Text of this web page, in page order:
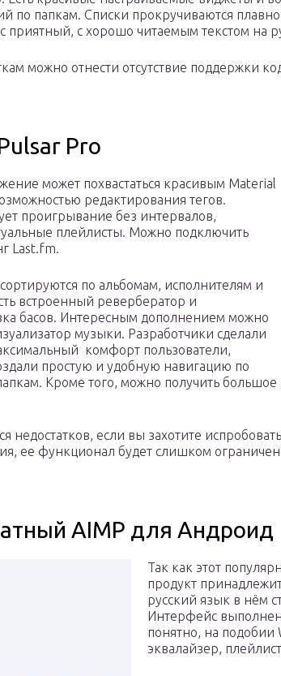
по папкам. Списки прокручиваются
приятный, с хорошо читаемым текстом на
можно отнести отсутствие поддержки
Pro
может похвастаться красивым Material
редактирования тегов.
проигрывание без интервалов,
плейлисты. Можно подключить
Last.fm.
по альбомам, исполнителям и
встроенный ревербератор и
басов. Интересным дополнением можно
музыки. Разработчики сделали
комфорт пользователи,
простую и удобную навигацию по
Кроме того, можно получить большое
недостатков, если вы захотите
ее функционал будет слишком
AIMP для Андроид
Так как этот
продукт
русский язык в нём
Интерфейс
понятно, на
эквалайзер,